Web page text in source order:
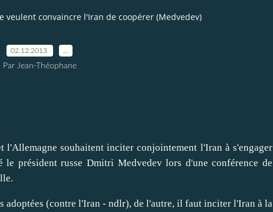
veulent convaincre l'Iran de coopérer (Medvedev)
02.12.2013
Par Jean-Théophane
souhaitent inciter conjointement l'Iran à s'engager
le président russe Dmitri Medvedev lors d'une conférence de
adoptées (contre l'Iran - ndlr), de l'autre, il faut inciter l'Iran à la